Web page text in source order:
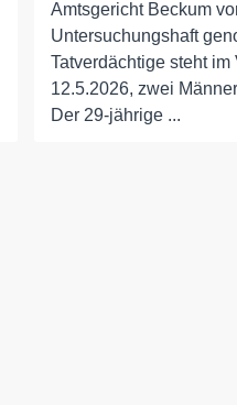
Amtsgericht Beckum
Untersuchungshaft
Tatverdächtige steht
12.5.2026, zwei
Der 29-jährige ...